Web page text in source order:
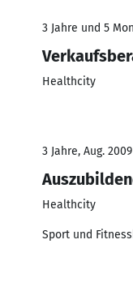
3 Jahre und 5
Healthcity
3 Jahre, Aug.
Healthcity
Sport und